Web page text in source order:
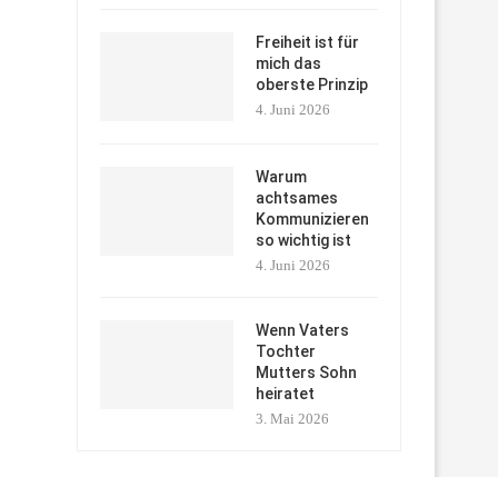
Freiheit ist für
mich das
oberste Prinzip
4. Juni 2026
Warum
achtsames
Kommunizieren
so wichtig ist
4. Juni 2026
Wenn Vaters
Tochter
Mutters Sohn
heiratet
3. Mai 2026